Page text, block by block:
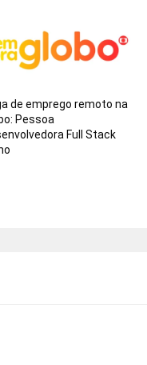
de emprego remoto na
Pessoa
Full Stack